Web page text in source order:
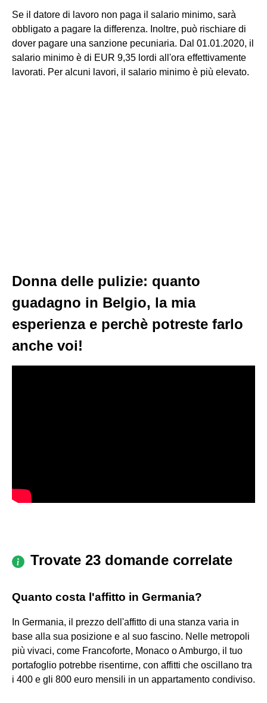
Se il datore di lavoro non paga il salario minimo, sarà
obbligato a pagare la differenza. Inoltre, può rischiare di
dover pagare una sanzione pecuniaria. Dal 01.01.2020, il
salario minimo è di EUR 9,35 lordi all'ora effettivamente
lavorati. Per alcuni lavori, il salario minimo è più elevato.
Donna delle pulizie: quanto
guadagno in Belgio, la mia
esperienza e perchè potreste farlo
anche voi!
Trovate 23 domande correlate
Quanto costa l'affitto in Germania?
In Germania, il prezzo dell'affitto di una stanza varia in
base alla sua posizione e al suo fascino. Nelle metropoli
più vivaci, come Francoforte, Monaco o Amburgo, il tuo
portafoglio potrebbe risentirne, con affitti che oscillano tra
i 400 e gli 800 euro mensili in un appartamento condiviso.